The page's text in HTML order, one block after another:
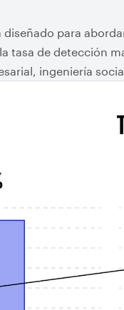
para
tasa de detección
ingeniería